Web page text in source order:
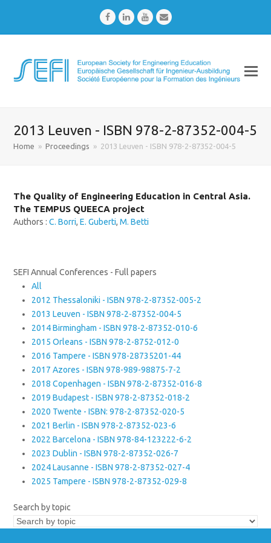
FacebookLinkedInYoutubeEmail
2013 Leuven - ISBN 978-2-87352-004-5
Home » Proceedings » 2013 Leuven - ISBN 978-2-87352-004-5
The Quality of Engineering Education in Central Asia.
The TEMPUS QUEECA project
Authors :C. Borri,E. Guberti,M. Betti
SEFI Annual Conferences - Full papers
All
2012 Thessaloniki - ISBN 978-2-87352-005-2
2013 Leuven - ISBN 978-2-87352-004-5
2014 Birmingham - ISBN 978-2-87352-010-6
2015 Orleans - ISBN 978-2-8752-012-0
2016 Tampere - ISBN 978-28735201-44
2017 Azores - ISBN 978-989-98875-7-2
2018 Copenhagen - ISBN 978-2-87352-016-8
2019 Budapest - ISBN 978-2-87352-018-2
2020 Twente - ISBN: 978-2-87352-020-5
2021 Berlin - ISBN 978-2-87352-023-6
2022 Barcelona - ISBN 978-84-123222-6-2
2023 Dublin - ISBN 978-2-87352-026-7
2024 Lausanne - ISBN 978-2-87352-027-4
2025 Tampere - ISBN 978-2-87352-029-8
Search by topic